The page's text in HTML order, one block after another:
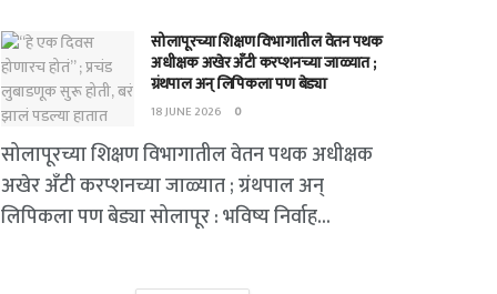
सोलापूरच्या शिक्षण विभागातील वेतन पथक
अधीक्षक अखेर अँटी करप्शनच्या जाळ्यात ;
ग्रंथपाल अन् लिपिकला पण बेड्या
18 JUNE 2026 0
सोलापूरच्या शिक्षण विभागातील वेतन पथक अधीक्षक
अखेर अँटी करप्शनच्या जाळ्यात ; ग्रंथपाल अन्
लिपिकला पण बेड्या सोलापूर : भविष्य निर्वाह...